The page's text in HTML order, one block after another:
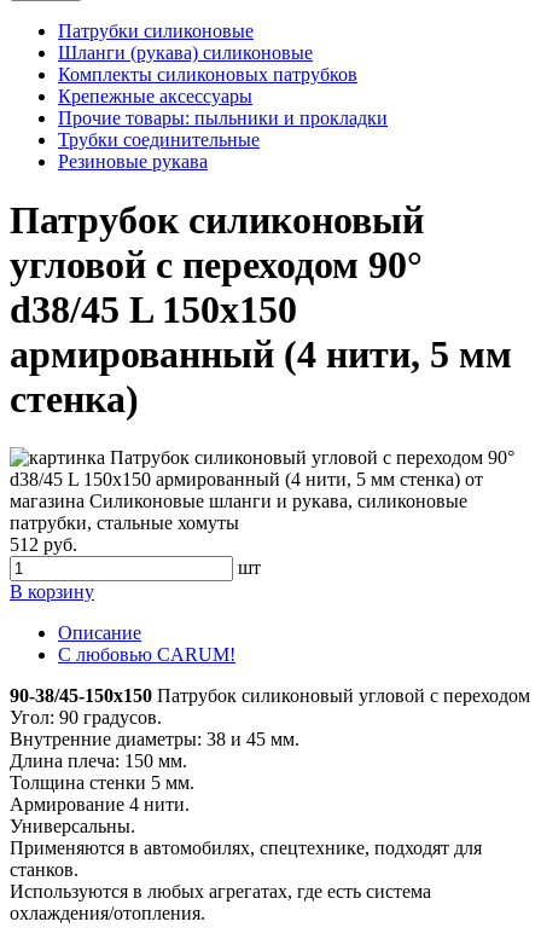
Патрубки силиконовые
Шланги (рукава) силиконовые
Комплекты силиконовых патрубков
Крепежные аксессуары
Прочие товары: пыльники и прокладки
Трубки соединительные
Резиновые рукава
Патрубок силиконовый
угловой с переходом 90°
d38/45 L 150x150
армированный (4 нити, 5 мм
стенка)
512 руб.
шт
В корзину
Описание
С любовью CARUM!
90-38/45-150x150 Патрубок силиконовый угловой с переходом
Угол: 90 градусов.
Внутренние диаметры: 38 и 45 мм.
Длина плеча: 150 мм.
Толщина стенки 5 мм.
Армирование 4 нити.
Универсальны.
Применяются в автомобилях, спецтехнике, подходят для
станков.
Используются в любых агрегатах, где есть система
охлаждения/отопления.